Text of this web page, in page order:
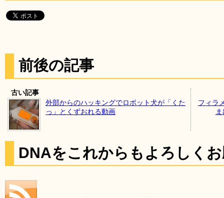
前後の記事
古い記事
外部からのハッキングでロボット犬が「くた
っ」とくずおれる動画
フィラ
DNAをこれからもよろしく